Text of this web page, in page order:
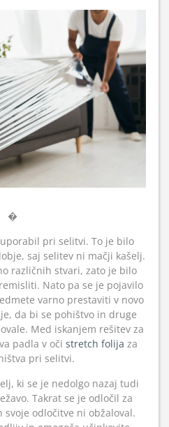
�
pri selitvi. To je bilo
saj selitev ni mačji kašelj.
različnih stvari, zato je bilo
Nato pa se je pojavilo
varno prestaviti v novo
da bi se pohištvo in druge
Med iskanjem rešitev za
padla v oči stretch folija za
pri selitvi.
ki se je nedolgo nazaj tudi
Takrat se je odločil za
odločitve ni obžaloval.